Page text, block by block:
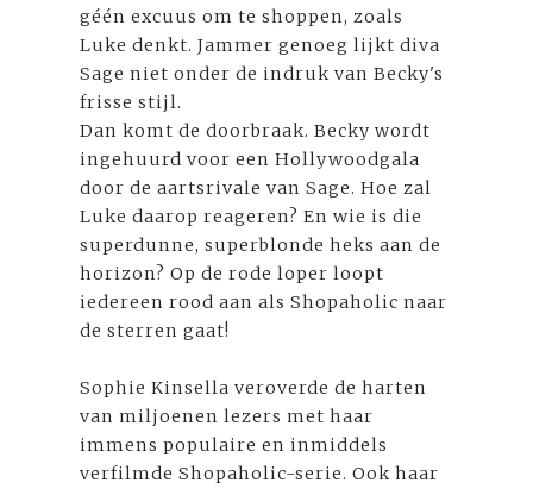
géén excuus om te shoppen, zoals
Luke denkt. Jammer genoeg lijkt diva
Sage niet onder de indruk van Becky's
frisse stijl.
Dan komt de doorbraak. Becky wordt
ingehuurd voor een Hollywoodgala
door de aartsrivale van Sage. Hoe zal
Luke daarop reageren? En wie is die
superdunne, superblonde heks aan de
horizon? Op de rode loper loopt
iedereen rood aan als Shopaholic naar
de sterren gaat!
Sophie Kinsella veroverde de harten
van miljoenen lezers met haar
immens populaire en inmiddels
verfilmde Shopaholic-serie. Ook haar